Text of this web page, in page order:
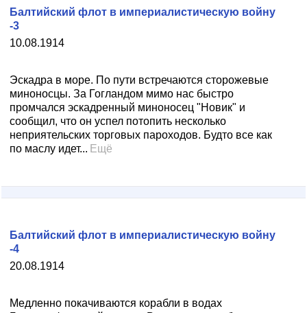
10.08.1914
Балтийский флот в империалистическую войну
-3
Эскадра в море. По пути встречаются сторожевые
миноносцы. За Гогландом мимо нас быстро
промчался эскадренный миноносец "Новик" и
сообщил, что он успел потопить несколько
неприятельских торговых пароходов. Будто все как
по маслу идет... Ещё
20.08.1914
Балтийский флот в империалистическую войну
-4
Медленно покачиваются корабли в водах